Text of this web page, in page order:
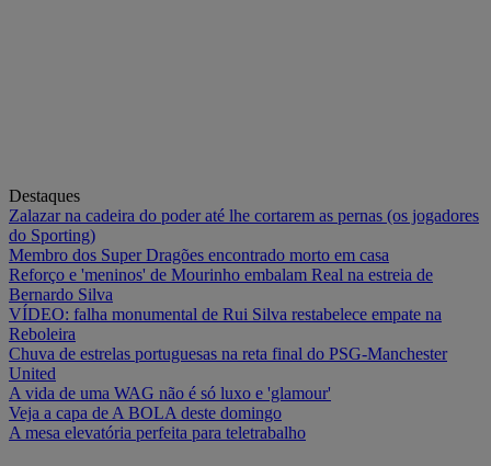
Destaques
Zalazar na cadeira do poder até lhe cortarem as pernas (os jogadores
do Sporting)
Membro dos Super Dragões encontrado morto em casa
Reforço e 'meninos' de Mourinho embalam Real na estreia de
Bernardo Silva
VÍDEO: falha monumental de Rui Silva restabelece empate na
Reboleira
Chuva de estrelas portuguesas na reta final do PSG-Manchester
United
A vida de uma WAG não é só luxo e 'glamour'
Veja a capa de A BOLA deste domingo
A mesa elevatória perfeita para teletrabalho